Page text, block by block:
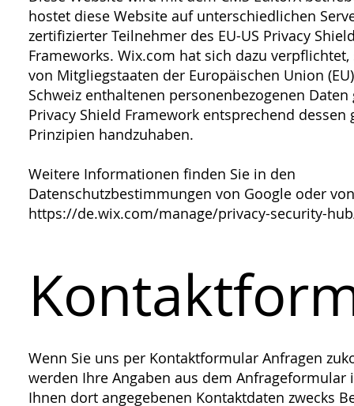
hostet diese Website auf unterschiedlichen
zertifizierter Teilnehmer des EU-US Privacy
Frameworks. Wix.com hat sich dazu
von Mitgliegstaaten der Europäischen Union
Schweiz enthaltenen personenbezogenen Daten
Privacy Shield Framework entsprechend dessen
Prinzipien handzuhaben.
Weitere Informationen finden Sie in den
Datenschutzbestimmungen von Google oder
https://de.wix.com/manage/privacy-security-
Wenn Sie uns per Kontaktformular Anfragen
werden Ihre Angaben aus dem Anfrageformular
Ihnen dort angegebenen Kontaktdaten zwecks